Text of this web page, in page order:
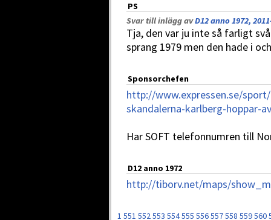
PS
Svar till inlägg avD12 anno 1972,
Tja, den var ju inte så farligt
sprang 1979 men den hade i
Sponsorchefen
http://www.expressen.se/
skandalerna-karlberg-hoppar-av
Har SOFT telefonnumren till
D12 anno 1972
http://tiborv.net/maps/
1 551 552553 554555 556557558 559560